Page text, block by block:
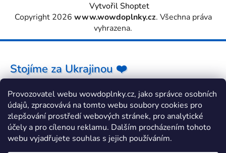
Provozovatel webu wowdoplnky.cz, jako správce osobních
údajů, zpracovává na tomto webu soubory cookies pro
zlepšování prostředí webových stránek, pro analytické
účely a pro cílenou reklamu. Dalším procházením tohoto
webu vyjadřujete souhlas s jejich používáním.
Vytvořil Shoptet
Copyright 2026 www.wowdoplnky.cz. Všechna práva
vyhrazena.
Stojíme za Ukrajinou ❤️
Jak a čím pomoci »